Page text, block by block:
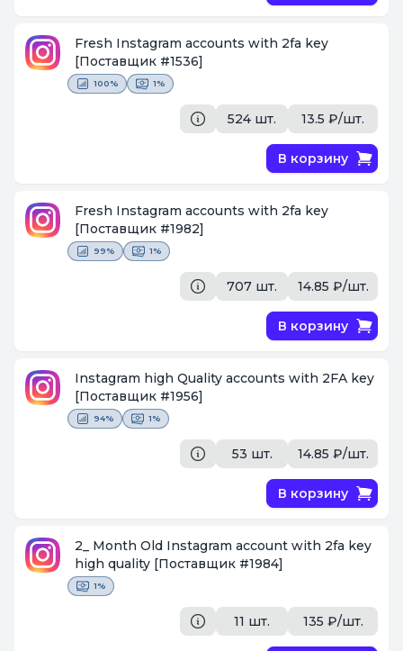
Fresh Instagram accounts with 2fa key
[Поставщик #1536]
100% 1%
524 шт. 13.5 ₽/шт.
В корзину
Fresh Instagram accounts with 2fa key
[Поставщик #1982]
99% 1%
707 шт. 14.85 ₽/шт.
В корзину
Instagram high Quality accounts with 2FA key
[Поставщик #1956]
94% 1%
53 шт. 14.85 ₽/шт.
В корзину
2_ Month Old Instagram account with 2fa key
high quality [Поставщик #1984]
1%
11 шт. 135 ₽/шт.